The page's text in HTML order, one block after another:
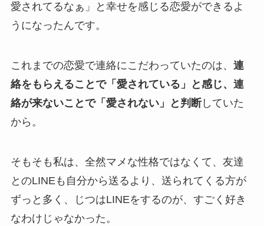
愛されてるなぁ」と幸せを感じる恋愛ができるよ
うになったんです。
これまでの恋愛で連絡にこだわっていたのは、 連
絡をもらえることで「愛されている」と感じ、連
絡が来ないことで「愛されない」と判断していた
から。
そもそも私は、全然マメな性格ではなくて、友達
とのLINEも自分から送るより、送られてくる方が
ずっと多く、じつはLINEをするのが、すごく好き
なわけじゃなかった。